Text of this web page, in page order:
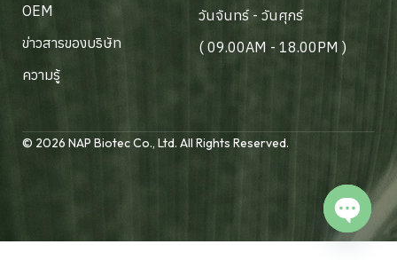
OEM
ข่าวสารของบริษัท
ความรู้
วันจันทร์ - วันศุกร์
( 09.00AM - 18.00PM )
© 2026 NAP Biotec Co., Ltd. All Rights Reserved.
Open